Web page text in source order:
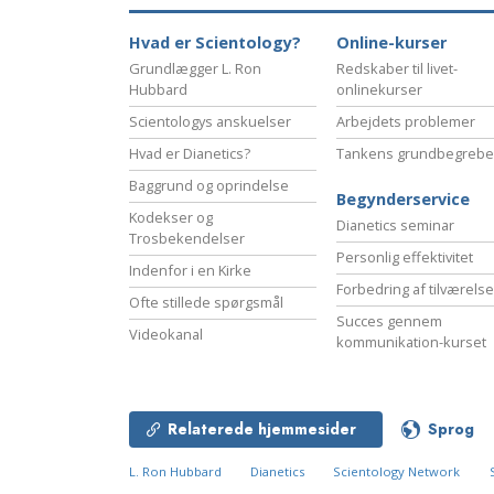
Hvad er Scientology?
Grundlægger L. Ron
Hubbard
Scientologys anskuelser
Hvad er Dianetics?
Baggrund og oprindelse
Kodekser og
Trosbekendelser
Indenfor i en Kirke
Ofte stillede spørgsmål
Videokanal
Online-kurser
Redskaber til livet-
onlinekurser
Arbejdets problemer
Tankens
Begynderservice
Dianetics seminar
Personlig effektivitet
Forbedring af
Succes gennem
kommunikation-kurset
Relaterede hjemmesider Sprog
L. Ron Hubbard Dianetics Scientology Network